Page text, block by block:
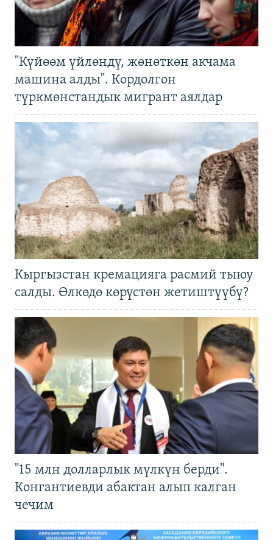
"Күйөөм үйлөндү, жөнөткөн акчама
машина алды". Кордолгон
түркмөнстандык мигрант аялдар
Кыргызстан кремацияга расмий тыюу
салды. Өлкөдө көрүстөн жетиштүүбү?
"15 млн долларлык мүлкүн берди".
Конгантиевди абактан алып калган
чечим